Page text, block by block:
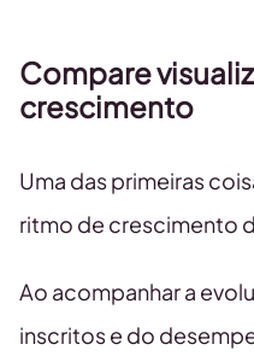
Compare
crescimento
Uma das primeiras
ritmo de crescimento
Ao acompanhar a
inscritos e do